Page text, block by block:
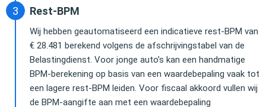
Rest-BPM
Wij hebben geautomatiseerd een indicatieve rest-BPM van
€ 28.481 berekend volgens de afschrijvingstabel van de
Belastingdienst. Voor jonge auto’s kan een handmatige
BPM-berekening op basis van een waardebepaling vaak tot
een lagere rest-BPM leiden. Voor fiscaal akkoord vullen wij
de BPM-aangifte aan met een waardebepaling